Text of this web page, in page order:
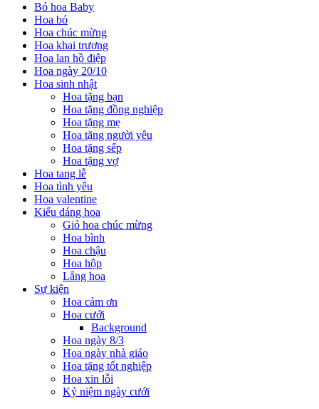
Bó hoa Baby
Hoa bó
Hoa chúc mừng
Hoa khai trương
Hoa lan hồ điệp
Hoa ngày 20/10
Hoa sinh nhật
Hoa tặng bạn
Hoa tặng đồng nghiệp
Hoa tặng mẹ
Hoa tặng người yêu
Hoa tặng sếp
Hoa tặng vợ
Hoa tang lễ
Hoa tình yêu
Hoa valentine
Kiểu dáng hoa
Giỏ hoa chúc mừng
Hoa bình
Hoa chậu
Hoa hộp
Lẵng hoa
Sự kiện
Hoa cảm ơn
Hoa cưới
Background
Hoa ngày 8/3
Hoa ngày nhà giáo
Hoa tặng tốt nghiệp
Hoa xin lỗi
Kỷ niệm ngày cưới